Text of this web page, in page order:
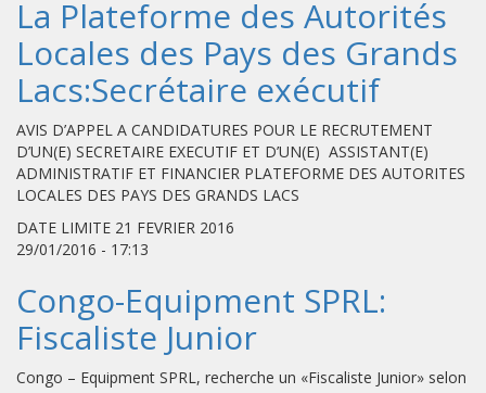
La Plateforme des Autorités
Locales des Pays des Grands
Lacs:Secrétaire exécutif
AVIS D’APPEL A CANDIDATURES POUR LE RECRUTEMENT
D’UN(E) SECRETAIRE EXECUTIF ET D’UN(E) ASSISTANT(E)
ADMINISTRATIF ET FINANCIER PLATEFORME DES AUTORITES
LOCALES DES PAYS DES GRANDS LACS
DATE LIMITE 21 FEVRIER 2016
29/01/2016 - 17:13
Congo-Equipment SPRL:
Fiscaliste Junior
Congo – Equipment SPRL, recherche un «Fiscaliste Junior» selon